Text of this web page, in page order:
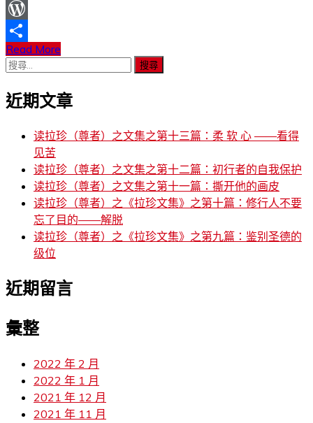
WeChat
WordPress
分
享
Read More
搜
關
近期文章
读拉珍（尊者）之文集之第十三篇：柔 软 心 ——看得
见苦
读拉珍（尊者）之文集之第十二篇：初行者的自我保护
读拉珍（尊者）之文集之第十一篇：撕开他的画皮
读拉珍（尊者）之《拉珍文集》之第十篇：修行人不要
忘了目的——解脱
读拉珍（尊者）之《拉珍文集》之第九篇：鉴别圣德的
级位
近期留言
彙整
2022 年 2 月
2022 年 1 月
2021 年 12 月
2021 年 11 月